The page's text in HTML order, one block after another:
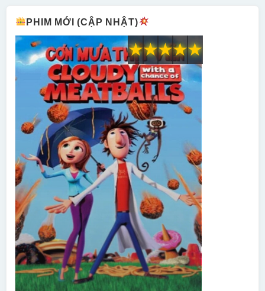
PHIM MỚI (CẬP NHẬT)
★
★
★
★
★